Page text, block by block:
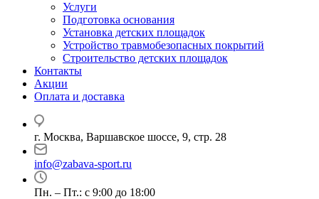
Услуги
Подготовка основания
Установка детских площадок
Устройство травмобезопасных покрытий
Строительство детских площадок
Контакты
Акции
Оплата и доставка
г. Москва, Варшавское шоссе, 9, стр. 28
info@zabava-sport.ru
Пн. – Пт.: с 9:00 до 18:00